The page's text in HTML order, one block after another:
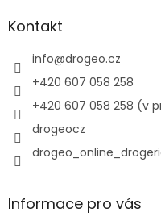
aKontakt
info@drogeo.cz
+420 607 058 258
+420 607 058 258 (v
drogeocz
Informace pro vás